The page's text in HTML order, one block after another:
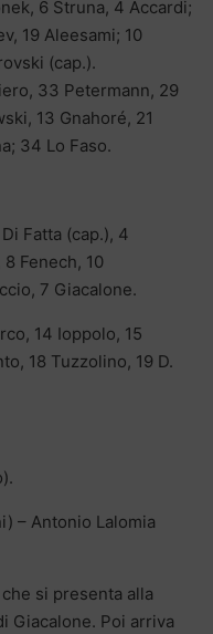
6 Struna, 4 Accardi;
19 Aleesami; 10
(cap.).
33 Petermann, 29
13 Gnahoré, 21
34 Lo Faso.
Fatta (cap.), 4
Fenech, 10
7 Giacalone.
14 Ioppolo, 15
18 Tuzzolino, 19 D.
– Antonio Lalomia
si presenta alla
Giacalone. Poi arriva